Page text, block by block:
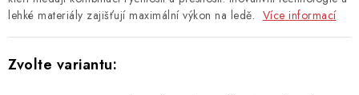
info@hockeyshopteplice.cz
+420 728 784 925 (po–pá: 14:00–18:00)
lehké materiály zajišťují maximální výkon na ledě. Více informací